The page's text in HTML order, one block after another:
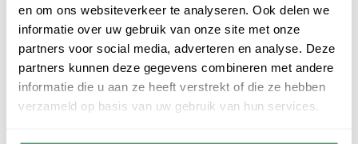
en om ons websiteverkeer te analyseren. Ook delen we
informatie over uw gebruik van onze site met onze
partners voor social media, adverteren en analyse. Deze
partners kunnen deze gegevens combineren met andere
informatie die u aan ze heeft verstrekt of die ze hebben
verzameld op basis van uw gebruik van hun services.
De afwerking van onze vlaggen is van hoge kwaliteit. Ze zijn
voorzien van een sterke kopband en een dubbele stiknaad, wat
bijdraagt aan hun duurzaamheid en stevigheid. Wij bieden de
vlag vanSchoondijkeaan in verschillende afmetingen, namelijk
40x60 cm, 70x100 cm, 100x150 cm, 150x225 cm en 200x300